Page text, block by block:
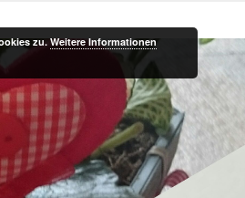
zu.Weitere Informationen